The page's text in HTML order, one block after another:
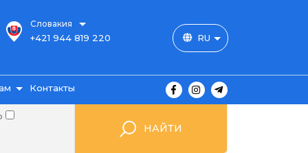
Словакия
+421 944 819 220 RU
Контакты
НАЙТИ